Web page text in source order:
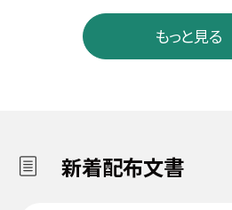
もっと見る
新着配布文書